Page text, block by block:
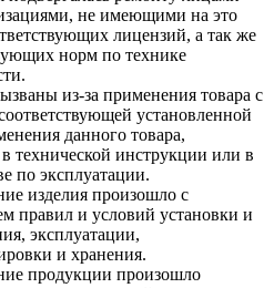
не имеющими на это
лицензий, а так же
норм по технике
из-за применения товара с
установленной
данного товара,
технической инструкции или в
по эксплуатации.
изделия произошло с
правил и условий установки и
эксплуатации,
и хранения.
продукции произошло